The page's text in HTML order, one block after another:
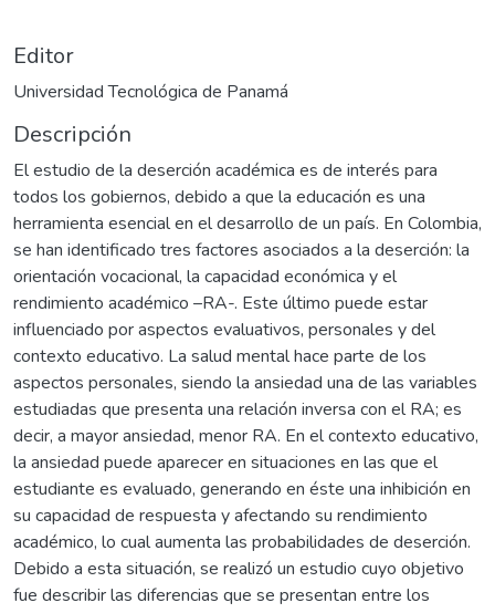
Editor
Universidad Tecnológica de Panamá
Descripción
El estudio de la deserción académica es de interés para
todos los gobiernos, debido a que la educación es una
herramienta esencial en el desarrollo de un país. En Colombia,
se han identificado tres factores asociados a la deserción: la
orientación vocacional, la capacidad económica y el
rendimiento académico –RA-. Este último puede estar
influenciado por aspectos evaluativos, personales y del
contexto educativo. La salud mental hace parte de los
aspectos personales, siendo la ansiedad una de las variables
estudiadas que presenta una relación inversa con el RA; es
decir, a mayor ansiedad, menor RA. En el contexto educativo,
la ansiedad puede aparecer en situaciones en las que el
estudiante es evaluado, generando en éste una inhibición en
su capacidad de respuesta y afectando su rendimiento
académico, lo cual aumenta las probabilidades de deserción.
Debido a esta situación, se realizó un estudio cuyo objetivo
fue describir las diferencias que se presentan entre los